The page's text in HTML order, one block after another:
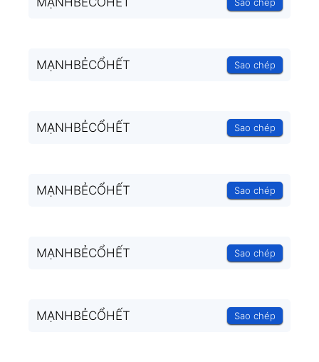
MẠNHBẺCỔHẾT Sao chép
MẠNHBẺCỔHẾT Sao chép
MẠNHBẺCỔHẾT Sao chép
MẠNHBẺCỔHẾT Sao chép
MẠNHBẺCỔHẾT Sao chép